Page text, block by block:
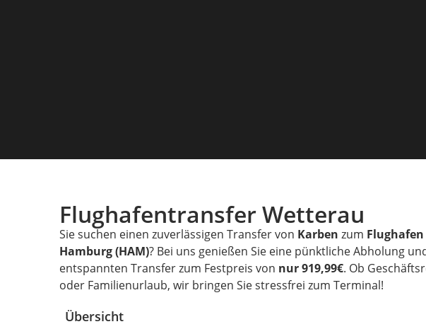
Flughafentransfer Wetterau
Sie suchen einen zuverlässigen Transfer von Karben zum Flughafen
Hamburg (HAM)? Bei uns genießen Sie eine pünktliche Abholung
entspannten Transfer zum Festpreis von nur 919,99€. Ob
oder Familienurlaub, wir bringen Sie stressfrei zum Terminal!
Übersicht